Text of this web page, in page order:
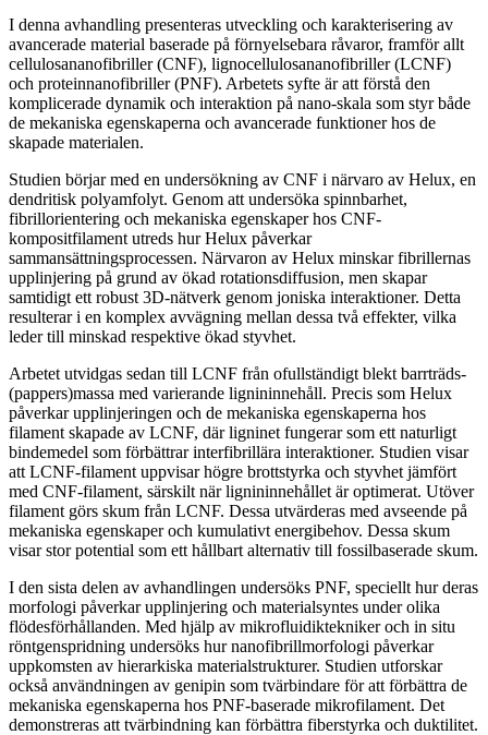
I denna avhandling presenteras utveckling och karakterisering av
avancerade material baserade på förnyelsebara råvaror, framför allt
cellulosananofibriller (CNF), lignocellulosananofibriller (LCNF)
och proteinnanofibriller (PNF). Arbetets syfte är att förstå den
komplicerade dynamik och interaktion på nano-skala som styr både
de mekaniska egenskaperna och avancerade funktioner hos de
skapade materialen.
Studien börjar med en undersökning av CNF i närvaro av Helux, en
dendritisk polyamfolyt. Genom att undersöka spinnbarhet,
fibrillorientering och mekaniska egenskaper hos CNF-
kompositfilament utreds hur Helux påverkar
sammansättningsprocessen. Närvaron av Helux minskar fibrillernas
upplinjering på grund av ökad rotationsdiffusion, men skapar
samtidigt ett robust 3D-nätverk genom joniska interaktioner. Detta
resulterar i en komplex avvägning mellan dessa två effekter, vilka
leder till minskad respektive ökad styvhet.
Arbetet utvidgas sedan till LCNF från ofullständigt blekt barrträds-
(pappers)massa med varierande lignininnehåll. Precis som Helux
påverkar upplinjeringen och de mekaniska egenskaperna hos
filament skapade av LCNF, där ligninet fungerar som ett naturligt
bindemedel som förbättrar interfibrillära interaktioner. Studien visar
att LCNF-filament uppvisar högre brottstyrka och styvhet jämfört
med CNF-filament, särskilt när lignininnehållet är optimerat. Utöver
filament görs skum från LCNF. Dessa utvärderas med avseende på
mekaniska egenskaper och kumulativt energibehov. Dessa skum
visar stor potential som ett hållbart alternativ till fossilbaserade skum.
I den sista delen av avhandlingen undersöks PNF, speciellt hur deras
morfologi påverkar upplinjering och materialsyntes under olika
flödesförhållanden. Med hjälp av mikrofluidiktekniker och in situ
röntgenspridning undersöks hur nanofibrillmorfologi påverkar
uppkomsten av hierarkiska materialstrukturer. Studien utforskar
också användningen av genipin som tvärbindare för att förbättra de
mekaniska egenskaperna hos PNF-baserade mikrofilament. Det
demonstreras att tvärbindning kan förbättra fiberstyrka och duktilitet.